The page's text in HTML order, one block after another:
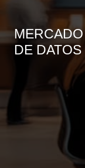
DE DATOS